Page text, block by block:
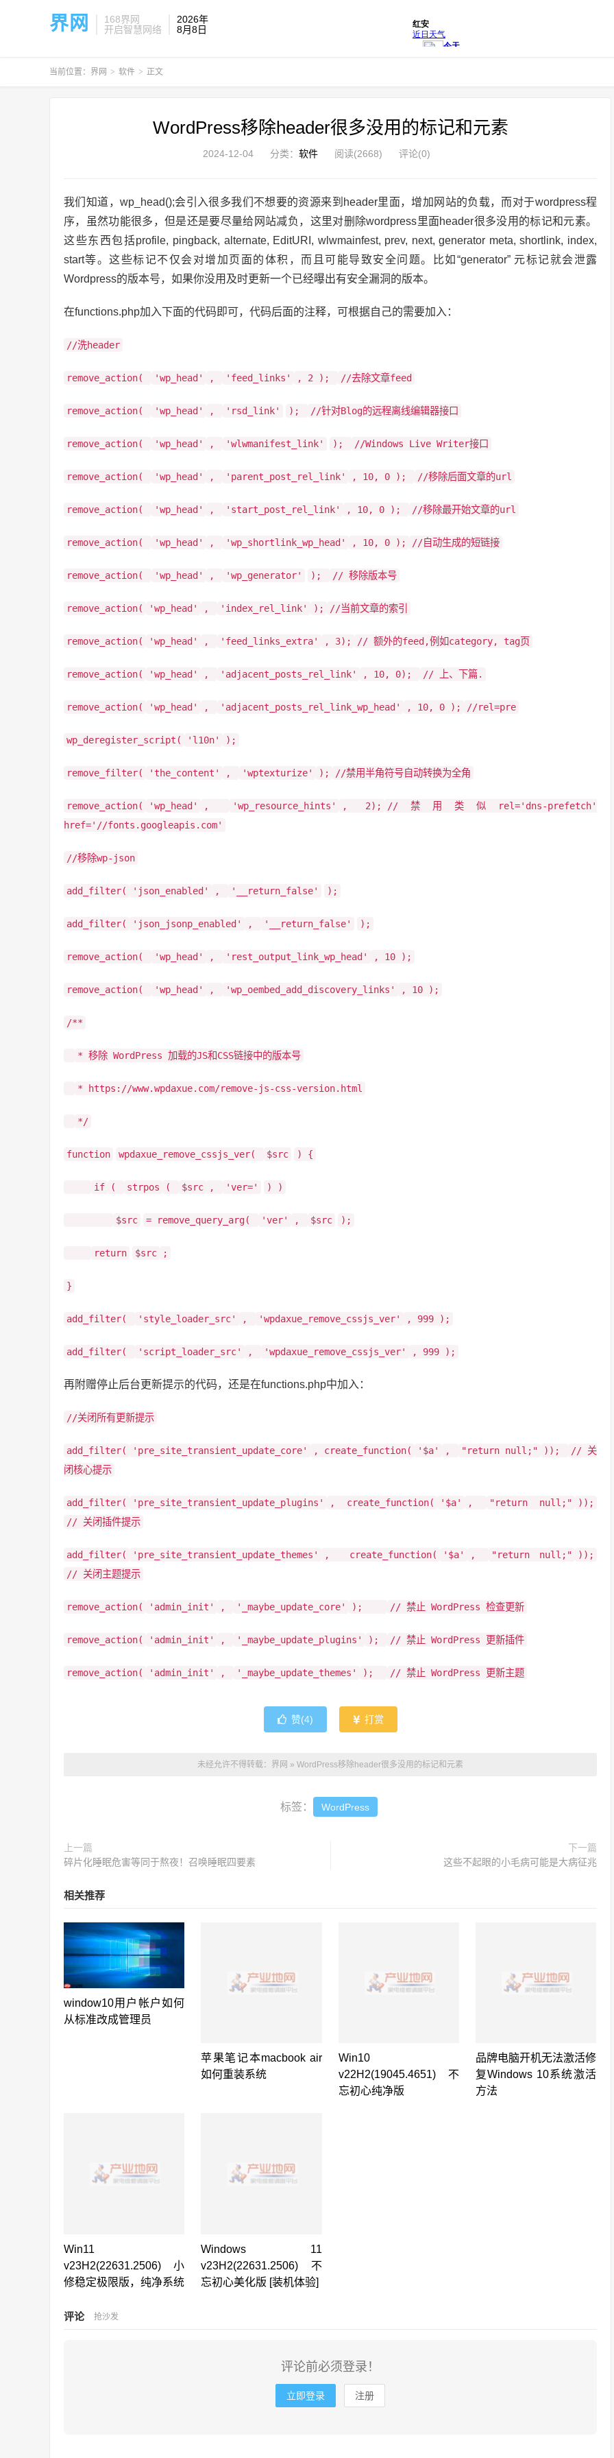
界网
168界网
开启智慧网络
2026年
8月8日
当前位置： 界网 > 软件 > 正文
WordPress移除header很多没用的标记和元素
2024-12-04 分类： 软件 阅读(2668) 评论(0)
我们知道，wp_head();会引入很多我们不想要的资源来到header里面，增加网站的负载，而对于wordpress程
序，虽然功能很多，但是还是要尽量给网站减负，这里对删除wordpress里面header很多没用的标记和元素。
这些东西包括profile, pingback, alternate, EditURI, wlwmainfest, prev, next, generator meta, shortlink, index,
start等。这些标记不仅会对增加页面的体积，而且可能导致安全问题。比如“generator” 元标记就会泄露
Wordpress的版本号，如果你没用及时更新一个已经曝出有安全漏洞的版本。
在functions.php加入下面的代码即可，代码后面的注释，可根据自己的需要加入：
//洗header
remove_action( 'wp_head' , 'feed_links' , 2 ); //去除文章feed
remove_action( 'wp_head' , 'rsd_link' ); //针对Blog的远程离线编辑器接口
remove_action( 'wp_head' , 'wlwmanifest_link' ); //Windows Live Writer接口
remove_action( 'wp_head' , 'parent_post_rel_link' , 10, 0 ); //移除后面文章的url
remove_action( 'wp_head' , 'start_post_rel_link' , 10, 0 ); //移除最开始文章的url
remove_action( 'wp_head' , 'wp_shortlink_wp_head' , 10, 0 ); //自动生成的短链接
remove_action( 'wp_head' , 'wp_generator' ); // 移除版本号
remove_action( 'wp_head' , 'index_rel_link' ); //当前文章的索引
remove_action( 'wp_head' , 'feed_links_extra' , 3); // 额外的feed,例如category, tag页
remove_action( 'wp_head' , 'adjacent_posts_rel_link' , 10, 0); // 上、下篇.
remove_action( 'wp_head' , 'adjacent_posts_rel_link_wp_head' , 10, 0 ); //rel=pre
wp_deregister_script( 'l10n' );
remove_filter( 'the_content' , 'wptexturize' ); //禁用半角符号自动转换为全角
remove_action( 'wp_head' , 'wp_resource_hints' , 2);
//禁用类似rel='dns-prefetch'
href='//fonts.googleapis.com'
//移除wp-json
add_filter( 'json_enabled' , '__return_false' );
add_filter( 'json_jsonp_enabled' , '__return_false' );
remove_action( 'wp_head' , 'rest_output_link_wp_head' , 10 );
remove_action( 'wp_head' , 'wp_oembed_add_discovery_links' , 10 );
/**
* 移除 WordPress 加载的JS和CSS链接中的版本号
* https://www.wpdaxue.com/remove-js-css-version.html
*/
function wpdaxue_remove_cssjs_ver( $src ) {
if ( strpos ( $src , 'ver=' ) )
$src = remove_query_arg( 'ver' , $src );
return $src ;
}
add_filter( 'style_loader_src' , 'wpdaxue_remove_cssjs_ver' , 999 );
add_filter( 'script_loader_src' , 'wpdaxue_remove_cssjs_ver' , 999 );
再附赠停止后台更新提示的代码，还是在functions.php中加入：
//关闭所有更新提示
add_filter( 'pre_site_transient_update_core' , create_function( '$a' , "return null;" ));
// 关
闭核心提示
add_filter( 'pre_site_transient_update_plugins' , create_function( '$a' , "return null;"
));
// 关闭插件提示
add_filter( 'pre_site_transient_update_themes' , create_function( '$a' , "return null;"
));
// 关闭主题提示
remove_action( 'admin_init' , '_maybe_update_core' ); // 禁止 WordPress 检查更新
remove_action( 'admin_init' , '_maybe_update_plugins' ); // 禁止 WordPress 更新插件
remove_action( 'admin_init' , '_maybe_update_themes' ); // 禁止 WordPress 更新主题
赞(4) 打赏
未经允许不得转载： 界网 » WordPress移除header很多没用的标记和元素
标签： WordPress
上一篇
碎片化睡眠危害等同于熬夜！召唤睡眠四要素
下一篇
这些不起眼的小毛病可能是大病征兆
相关推荐
window10用户帐户如何
从标准改成管理员
苹果笔记本macbook air
如何重装系统
Win10
v22H2(19045.4651) 不
忘初心纯净版
品牌电脑开机无法激活修
复Windows 10系统激活
方法
Win11
v23H2(22631.2506) 小
修稳定极限版，纯净系统
Windows 11
v23H2(22631.2506) 不
忘初心美化版 [装机体验]
评论 抢沙发
评论前必须登录！
立即登录 注册